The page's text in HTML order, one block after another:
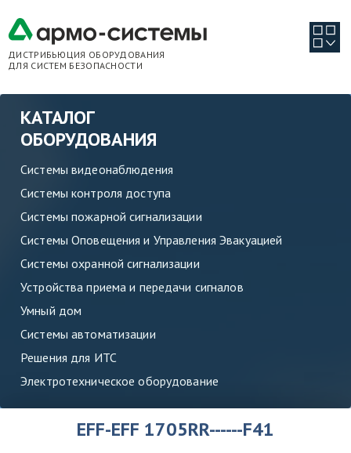
ДИСТРИБЬЮЦИЯ ОБОРУДОВАНИЯ
ДЛЯ СИСТЕМ БЕЗОПАСНОСТИ
КАТАЛОГ
ОБОРУДОВАНИЯ
Системы видеонаблюдения
Системы контроля доступа
Системы пожарной сигнализации
Системы Оповещения и Управления Эвакуацией
Системы охранной сигнализации
Устройства приема и передачи сигналов
Умный дом
Системы автоматизации
Решения для ИТС
Электротехническое оборудование
EFF-EFF 1705RR------F41